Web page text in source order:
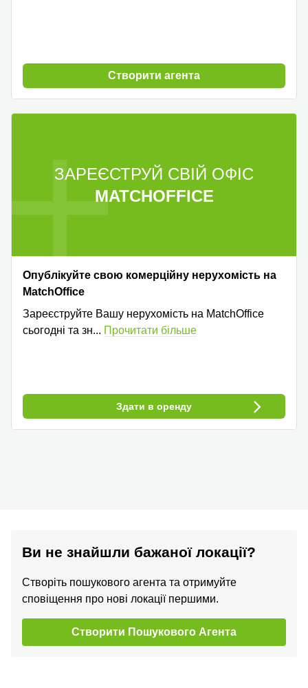
Cтворити агента
ЗАРЕЄСТРУЙ СВІЙ ОФІС
MATCHOFFICE
Опублікуйте свою комерційну нерухомість на
MatchOffice
Зареєструйте Вашу нерухомість на MatchOffice
сьогодні та зн... Прочитати більше
Здати в оренду
Ви не знайшли бажаної локації?
Створіть пошукового агента та отримуйте
сповіщення про нові локації першими.
Створити Пошукового Агента